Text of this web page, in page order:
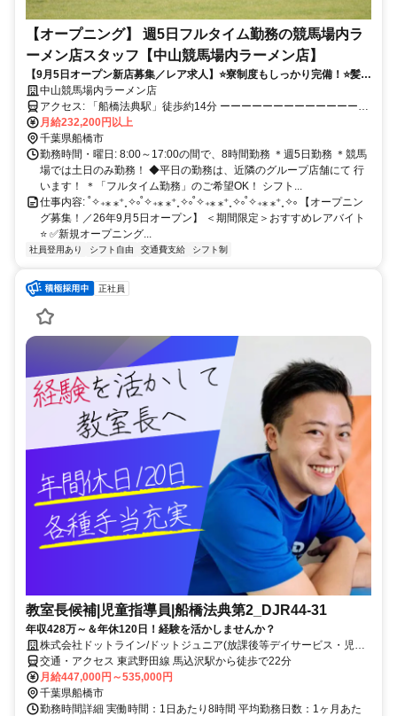
【オープニング】 週5日フルタイム勤務の競馬場内ラ
ーメン店スタッフ【中山競馬場内ラーメン店】
【9月5日オープン新店募集／レア求人】⭐️寮制度もしっかり完備！⭐️髪
型・髪色自由⭐️未経験OK＆履歴書不要！⏩️バイトデビュー大歓迎
中山競馬場内ラーメン店
アクセス: 「船橋法典駅」徒歩約14分 ーーーーーーーーーーーーーー
ーーーーーー
月給232,200円以上
千葉県船橋市
勤務時間・曜日: 8:00～17:00の間で、8時間勤務 ＊週5日勤務 ＊競馬
場では土日のみ勤務！ ◆平日の勤務は、近隣のグループ店舗にて 行
います！ ＊「フルタイム勤務」のご希望OK！ シフト...
仕事内容: ˚✧₊⁎ ⁎⁺˳✧༚˚✧₊⁎ ⁎⁺˳✧༚˚✧₊⁎ ⁎⁺˳✧༚˚✧₊⁎ ⁎⁺˳✧༚ 【オープニン
グ募集！／26年9月5日オープン】 ＜期間限定＞おすすめレアバイト
⭐️ ✅️新規オープニング...
社員登用あり シフト自由 交通費支給 シフト制
正社員
教室長候補|児童指導員|船橋法典第2_DJR44-31
年収428万～＆年休120日！経験を活かしませんか？
株式会社ドットライン/ドットジュニア(放課後等デイサービス・児童
発達支援) 船橋法典第2教室
交通・アクセス 東武野田線 馬込沢駅から徒歩で22分
月給447,000円～535,000円
千葉県船橋市
勤務時間詳細 実働時間：1日あたり8時間 平均勤務日数：1ヶ月あた